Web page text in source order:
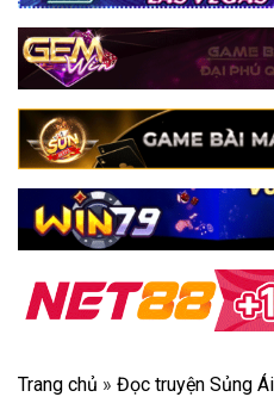
Trang chủ » Đọc truyện Sủng